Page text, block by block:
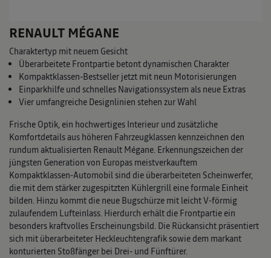
RENAULT MÉGANE
Charaktertyp mit neuem Gesicht
Überarbeitete Frontpartie betont dynamischen Charakter
Kompaktklassen-Bestseller jetzt mit neun Motorisierungen
Einparkhilfe und schnelles Navigationssystem als neue Extras
Vier umfangreiche Designlinien stehen zur Wahl
Frische Optik, ein hochwertiges Interieur und zusätzliche
Komfortdetails aus höheren Fahrzeugklassen kennzeichnen den
rundum aktualisierten Renault Mégane. Erkennungszeichen der
jüngsten Generation von Europas meistverkauftem
Kompaktklassen-Automobil sind die überarbeiteten Scheinwerfer,
die mit dem stärker zugespitzten Kühlergrill eine formale Einheit
bilden. Hinzu kommt die neue Bugschürze mit leicht V-förmig
zulaufendem Lufteinlass. Hierdurch erhält die Frontpartie ein
besonders kraftvolles Erscheinungsbild. Die Rückansicht präsentiert
sich mit überarbeiteter Heckleuchtengrafik sowie dem markant
konturierten Stoßfänger bei Drei- und Fünftürer.